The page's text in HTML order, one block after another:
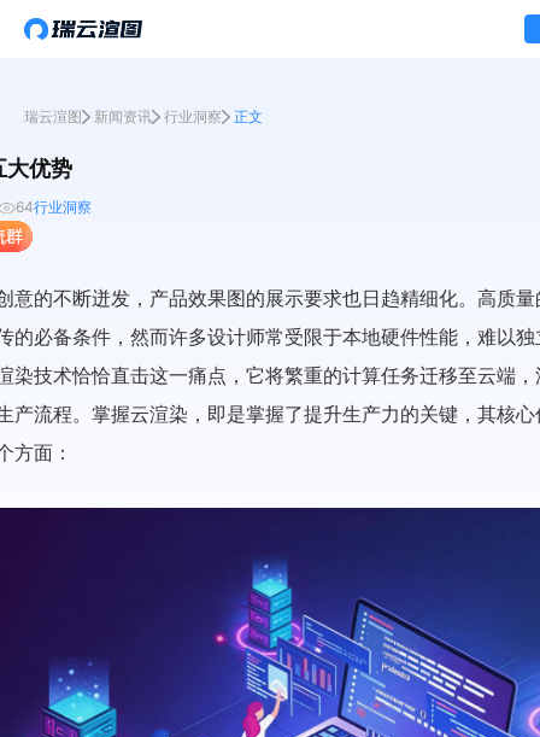
瑞云渲图 新闻资讯 行业洞察 正文
大优势
64行业洞察
意的不断迸发，产品效果图的展示要求也日趋精细化。高质
的必备条件，然而许多设计师常受限于本地硬件性能，难以
染技术恰恰直击这一痛点，它将繁重的计算任务迁移至云端
产流程。掌握云渲染，即是掌握了提升生产力的关键，其核
方面：